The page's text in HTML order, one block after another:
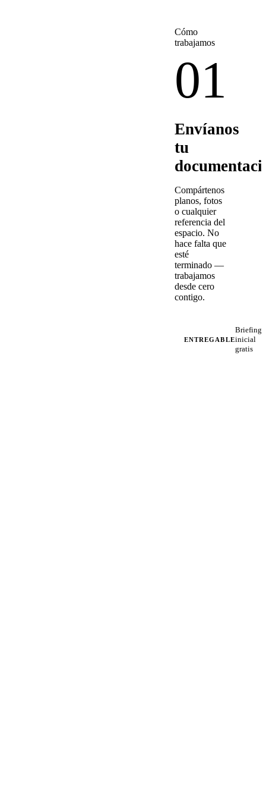
Cómo
trabajamos
01
Envíanos
tu
Compártenos
planos, fotos
o cualquier
referencia del
espacio. No
hace falta que
esté
terminado —
trabajamos
desde cero
contigo.
ENTREGABLE
Briefing
inicial
gratis